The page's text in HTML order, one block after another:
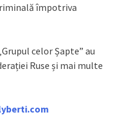
împotriva
celor Șapte” au
Ruse și mai multe